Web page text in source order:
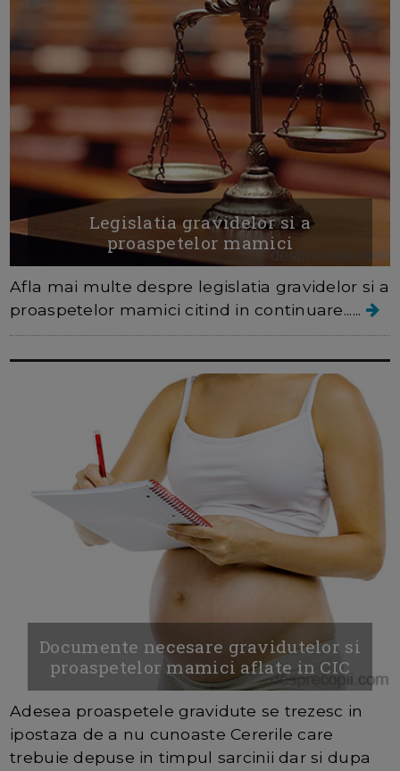
Legislatia gravidelor si a
proaspetelor mamici
Afla mai multe despre legislatia gravidelor si a
proaspetelor mamici citind in continuare......
Documente necesare gravidutelor si
proaspetelor mamici aflate in CIC
Adesea proaspetele gravidute se trezesc in
ipostaza de a nu cunoaste Cererile care
trebuie depuse in timpul sarcinii dar si dupa